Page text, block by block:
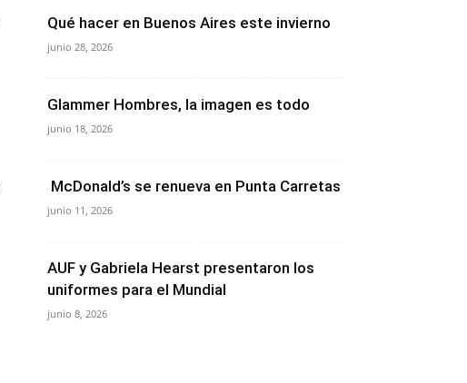
Qué hacer en Buenos Aires este invierno
junio 28, 2026
Glammer Hombres, la imagen es todo
junio 18, 2026
McDonald’s se renueva en Punta Carretas
junio 11, 2026
AUF y Gabriela Hearst presentaron los
uniformes para el Mundial
junio 8, 2026